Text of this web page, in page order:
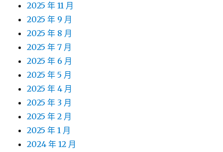
2025 年 11 月
2025 年 9 月
2025 年 8 月
2025 年 7 月
2025 年 6 月
2025 年 5 月
2025 年 4 月
2025 年 3 月
2025 年 2 月
2025 年 1 月
2024 年 12 月